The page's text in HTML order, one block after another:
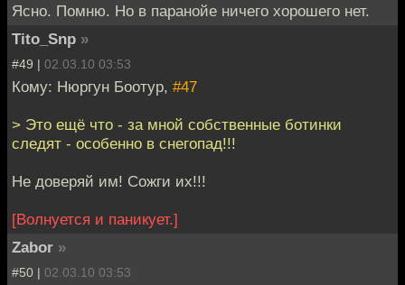
Ясно. Помню. Но в паранойе ничего хорошего нет.
Tito_Snp »
#49 | 02.03.10 03:53
Кому: Нюргун Боотур, #47
> Это ещё что - за мной собственные ботинки
следят - особенно в снегопад!!!
Не доверяй им! Сожги их!!!
[Волнуется и паникует.]
Zabor »
#50 | 02.03.10 03:53